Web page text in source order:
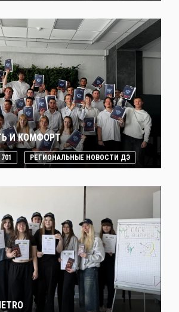
И КОМФОРТ
701 РЕГИОНАЛЬНЫЕ НОВОСТИ ДЭ